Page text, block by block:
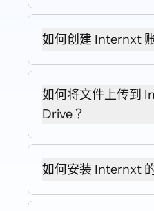
得对文件的控制权，
是的，Internxt 致力
提供环保存储解决方案
洁、可持续的未来。我
92% 由可再生能源供
圾。
我们的努力有助于实
中和的目标。了解更多
如何创建 Internxt
前往我们的网站并点
始”。通过输入电子邮
表，然后创建您的密码
Internxt 的服务不需要
件验证。
如何将文件上传到
Drive？
访问 Drive 网页版并
文件或照片直接拖放
中。您也可以单击浏
建”，这将打开资源管
如何安装 Internxt
访问 Internxt 网站，